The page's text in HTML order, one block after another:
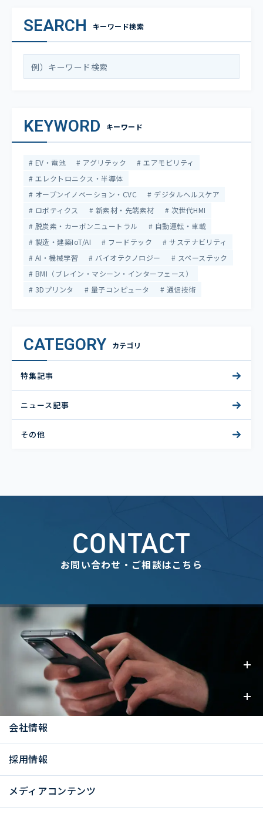
SEARCH キーワード検索
KEYWORD キーワード
EV・電池 アグリテック
エアモビリティ
エレクトロニクス・半導体
オープンイノベーション・CVC
デジタルヘルスケア
ロボティクス
新素材・先端素材
次世代HMI
脱炭素・カーボンニュートラル
自動運転・車載
製造・建築IoT/AI
フードテック
サステナビリティ
AI・機械学習
バイオテクノロジー
スペーステック
BMI（ブレイン・マシーン・インターフェース）
3Dプリンタ
量子コンピュータ 通信技術
CATEGORY カテゴリ
特集記事
ニュース記事
その他
CONTACT
お問い合わせ・ご相談はこちら
事業内容
お知らせ
会社情報
採用情報
メディアコンテンツ